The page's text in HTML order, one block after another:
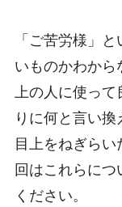
「ご苦労様」
いものかわから
上の人に使っ
りに何と言い
目上をねぎら
回はこれらにつ
ください。